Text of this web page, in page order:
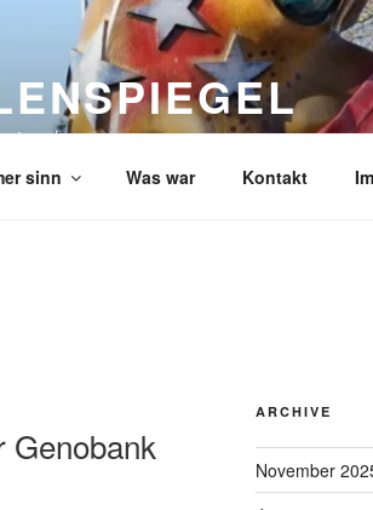
sinn Was war Kontakt
Genobank
ARCHIVE
November